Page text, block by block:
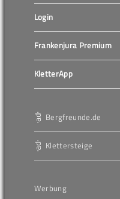
Login
Frankenjura Premium
KletterApp
Bergfreunde.de
Klettersteige
Werbung